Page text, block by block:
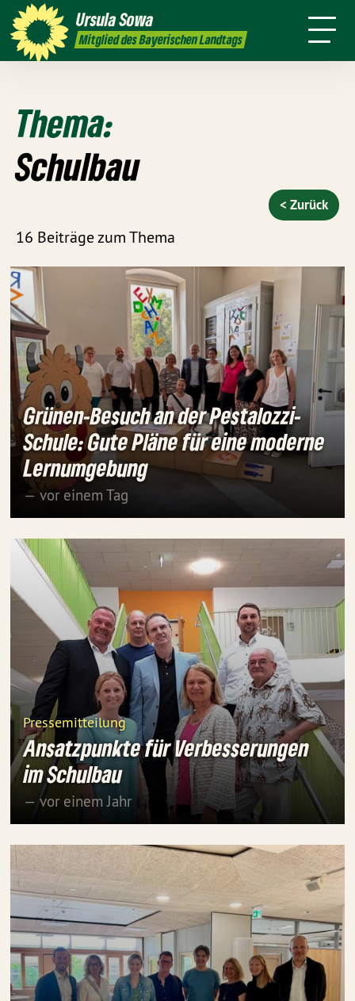
UrsulaSowa
Mitglied des Bayerischen Landtags
Newsletter Transparenz
mich Sprache
Thema:
Schulbau
16 Beiträge zum Thema
< Zurück
Grünen-Besuch an der Pestalozzi-
Schule: Gute Pläne für eine moderne
Lernumgebung
— vor einem Tag
Pressemitteilung
Ansatzpunkte für Verbesserungen
im Schulbau
— vor einem Jahr